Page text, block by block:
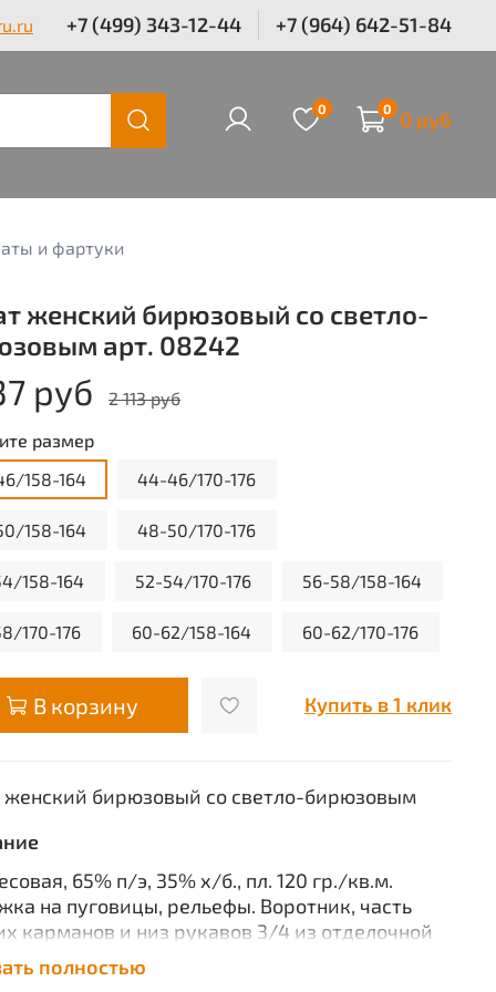
+7 (499) 343-12-44 +7 (964) 642-51-84
0 0 0 руб
и фартуки
женский бирюзовый со светло-
арт. 08242
руб
2 113 руб
размер
158-164
44-46/170-176
158-164 48-50/170-176
158-164 52-54/170-176 56-58/158-164
170-176 60-62/158-164 60-62/170-176
В корзину Купить в 1 клик
женский бирюзовый со светло-бирюзовым
65% п/э, 35% х/б., пл. 120 гр./кв.м.
на пуговицы, рельефы. Воротник, часть
карманов и низ рукавов 3/4 из отделочной
ГОСТ 12.4.131-83, ТО.
полностью